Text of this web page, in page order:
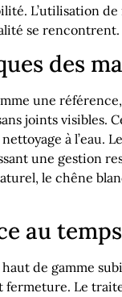
L’utilisation
se rencontrent.
des
une
joints
à l’eau.
une gestion
le chêne
au
haut de gamme
fermeture. Le